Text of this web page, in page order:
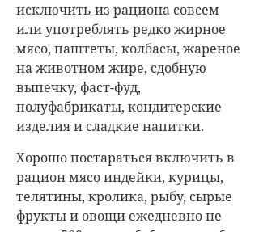
исключить из рациона совсем
или употреблять редко жирное
мясо, паштеты, колбасы, жареное
на животном жире, сдобную
выпечку, фаст-фуд,
полуфабрикаты, кондитерские
изделия и сладкие напитки.
Хорошо постараться включить в
рацион мясо индейки, курицы,
телятины, кролика, рыбу, сырые
фрукты и овощи ежедневно не